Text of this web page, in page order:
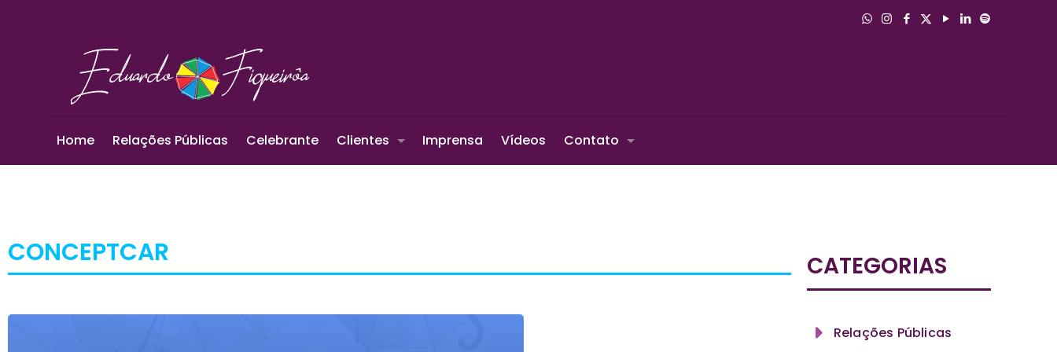
Home Relações Públicas Celebrante Clientes Imprensa Vídeos Contato
CONCEPTCAR CATEGORIAS
Relações Públicas